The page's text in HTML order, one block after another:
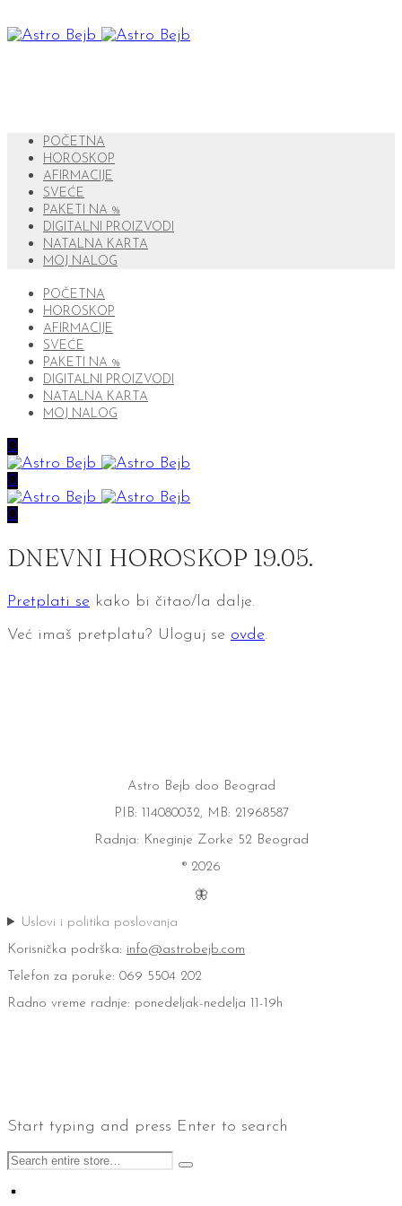
POČETNA
HOROSKOP
AFIRMACIJE
SVEĆE
PAKETI NA %
DIGITALNI PROIZVODI
NATALNA KARTA
MOJ NALOG
POČETNA
HOROSKOP
AFIRMACIJE
SVEĆE
PAKETI NA %
DIGITALNI PROIZVODI
NATALNA KARTA
MOJ NALOG
0
0
0
DNEVNI HOROSKOP 19.05.
Pretplati se kako bi čitao/la dalje.
Već imaš pretplatu? Uloguj se ovde.
Astro Bejb doo Beograd
PIB: 114080032, MB: 21968587
Radnja: Kneginje Zorke 52 Beograd
® 2026
🦋
Uslovi i politika poslovanja
Korisnička podrška: info@astrobejb.com
Telefon za poruke: 069 5504 202
Radno vreme radnje: ponedeljak-nedelja 11-19h
Start typing and press Enter to search